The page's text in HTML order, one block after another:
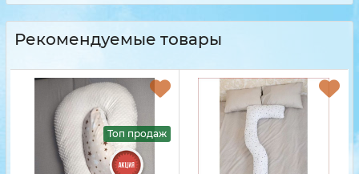
Рекомендуемые товары
Топ продаж